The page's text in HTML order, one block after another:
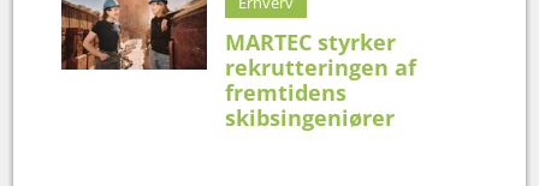
MARTEC styrker
rekrutteringen af
fremtidens
skibsingeniører